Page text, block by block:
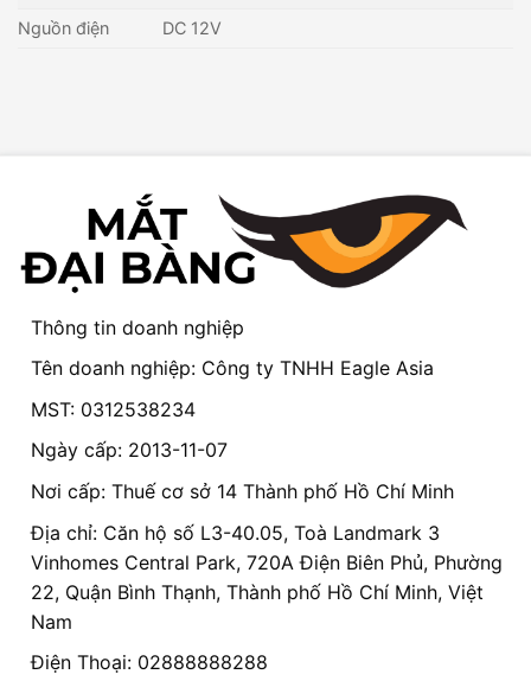
Nguồn điện
DC 12V
Thông tin doanh nghiệp
Tên doanh nghiệp: Công ty TNHH Eagle Asia
MST: 0312538234
Ngày cấp: 2013-11-07
Nơi cấp: Thuế cơ sở 14 Thành phố Hồ Chí Minh
Địa chỉ: Căn hộ số L3-40.05, Toà Landmark 3
Vinhomes Central Park, 720A Điện Biên Phủ, Phường
22, Quận Bình Thạnh, Thành phố Hồ Chí Minh, Việt
Nam
Điện Thoại: 02888888288